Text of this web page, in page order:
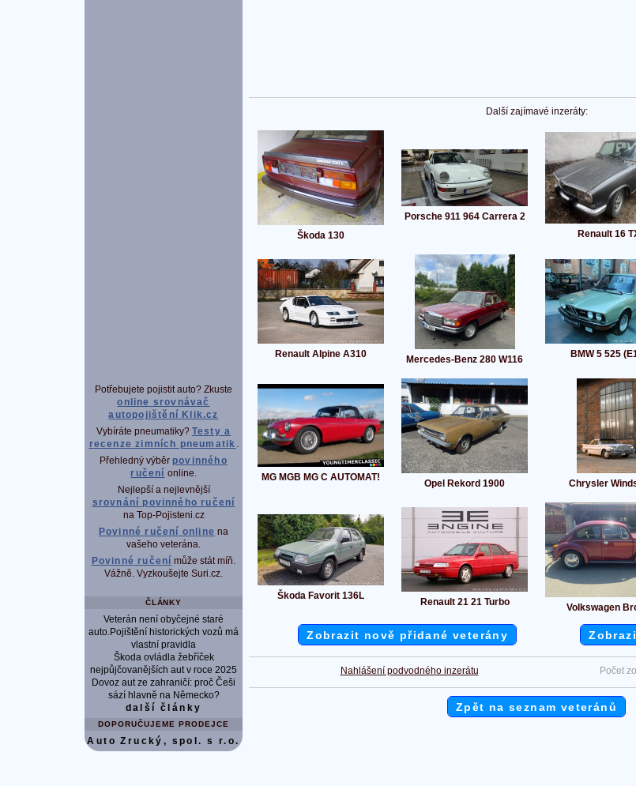
Potřebujete pojistit auto? Zkuste
online srovnávač
autopojištění Klik.cz
Vybíráte pneumatiky? Testy a
recenze zimních pneumatik .
Přehledný výběr povinného
ručení online.
Nejlepší a nejlevnější
srovnání povinného ručení
na Top-Pojisteni.cz
Povinné ručení online na
vašeho veterána.
Povinné ručení může stát míň.
Vážně. Vyzkoušejte Suri.cz.
ČLÁNKY
Veterán není obyčejné staré
auto.Pojištění historických vozů má
vlastní pravidla
Škoda ovládla žebříček
nejpůjčovanějších aut v roce 2025
Dovoz aut ze zahraničí: proč Češi
sází hlavně na Německo?
další články
DOPORUČUJEME PRODEJCE
Auto Zrucký, spol. s r.o.
Další zajímavé inzeráty:
Škoda 130
Porsche 911 964 Carrera 2
Renault 16
Renault Alpine A310 Mercedes-Benz 280 W116 BMW 5 525
MG MGB MG C AUTOMAT!
Opel Rekord 1900 Chrysler
Škoda Favorit 136L
Renault 21 21 Turbo Volkswagen
Zobrazit nově přidané veterány
Nahlášení podvodného inzerátu Počet
Zpět na seznam veteránů